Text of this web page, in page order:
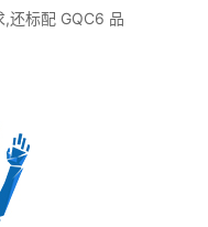
还标配 GQC6 品